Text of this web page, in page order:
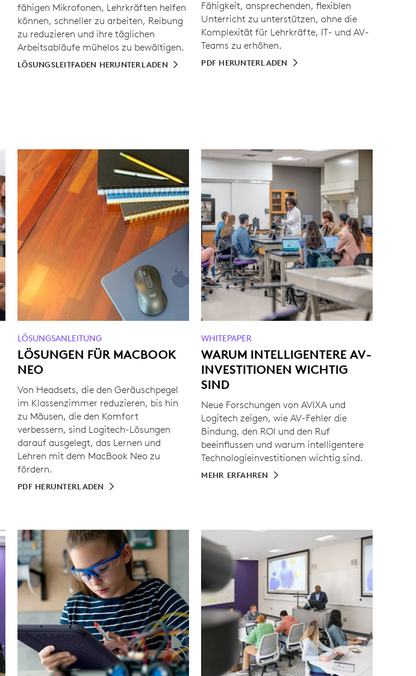
fähigen Mikrofonen, Lehrkräften helfen
können, schneller zu arbeiten, Reibung
zu reduzieren und ihre täglichen
Arbeitsabläufe mühelos zu bewältigen.
LÖSUNGSLEITFADEN HERUNTERLADEN
Fähigkeit, ansprechenden, flexiblen
Unterricht zu unterstützen, ohne die
Komplexität für Lehrkräfte, IT- und AV-
Teams zu erhöhen.
PDF HERUNTERLADEN
LÖSUNGSANLEITUNG
LÖSUNGEN FÜR MACBOOK
NEO
Von Headsets, die den Geräuschpegel
im Klassenzimmer reduzieren, bis hin
zu Mäusen, die den Komfort
verbessern, sind Logitech-Lösungen
darauf ausgelegt, das Lernen und
Lehren mit dem MacBook Neo zu
fördern.
PDF HERUNTERLADEN
WHITEPAPER
WARUM INTELLIGENTERE AV-
INVESTITIONEN WICHTIG
SIND
Neue Forschungen von AVIXA und
Logitech zeigen, wie AV-Fehler die
Bindung, den ROI und den Ruf
beeinflussen und warum intelligentere
Technologieinvestitionen wichtig sind.
MEHR ERFAHREN